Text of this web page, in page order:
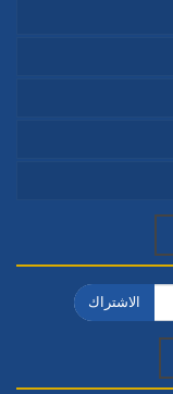
الاشتراك